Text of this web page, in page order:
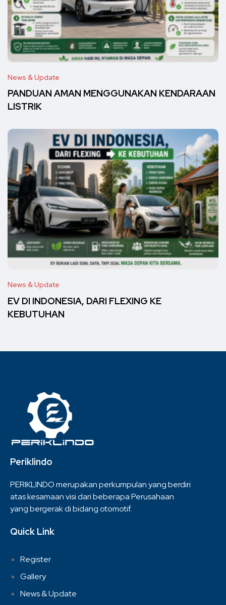
News & Update
PANDUAN AMAN MENGGUNAKAN KENDARAAN
LISTRIK
News & Update
EV DI INDONESIA, DARI FLEXING KE
KEBUTUHAN
Periklindo
PERIKLINDO merupakan perkumpulan yang berdiri
atas kesamaan visi dari beberapa Perusahaan
yang bergerak di bidang otomotif.
Quick Link
Register
Gallery
News & Update